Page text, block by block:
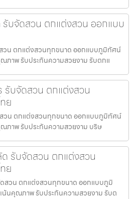
บจัดสวน ตกแต่งสวน ออกแบบ
วน ตกแต่งสวนทุกขนาด ออกแบบภูมิทัศน์
ณภาพ รับประกันความสวยงาม รับตกแ
รับจัดสวน ตกแต่งสวน
ย
วน ตกแต่งสวนทุกขนาด ออกแบบภูมิทัศน์
ณภาพ รับประกันความสวยงาม บริษ
รับจัดสวน ตกแต่งสวน
ย
สวน ตกแต่งสวนทุกขนาด ออกแบบภูมิ
น้นคุณภาพ รับประกันความสวยงาม รับต